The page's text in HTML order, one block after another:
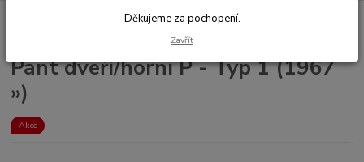
VW Brouk Typ 1 (1938 » 03) Exteriér (Exterior)
Pant dveří/horní P - Typ 1 (1967
»)
Akce
Děkujeme za pochopení.
Zavřít